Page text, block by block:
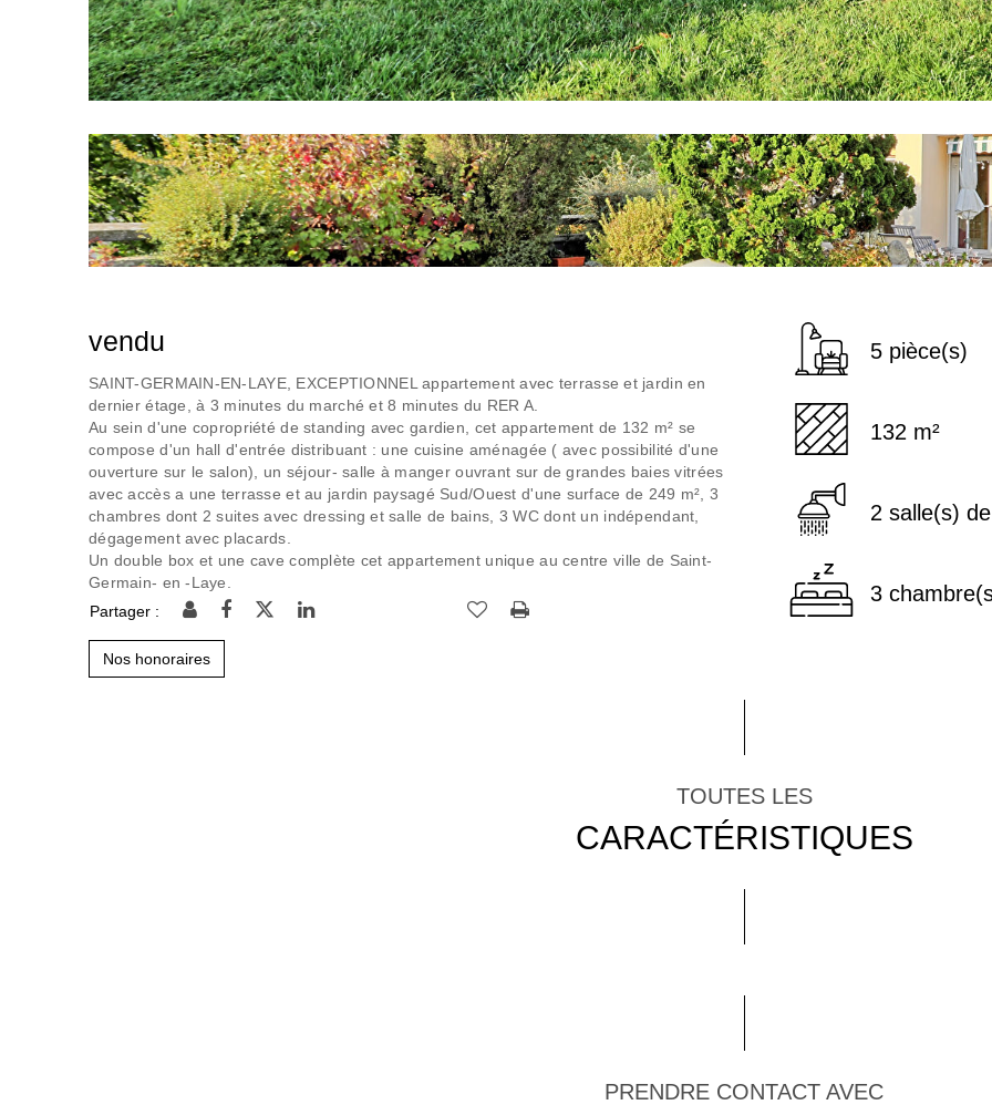
vendu
SAINT-GERMAIN-EN-LAYE, EXCEPTIONNEL appartement avec terrasse et jardin en
dernier étage, à 3 minutes du marché et 8 minutes du RER A.
Au sein d'une copropriété de standing avec gardien, cet appartement de 132 m² se
compose d'un hall d'entrée distribuant : une cuisine aménagée ( avec possibilité d'une
ouverture sur le salon), un séjour- salle à manger ouvrant sur de grandes baies vitrées
avec accès a une terrasse et au jardin paysagé Sud/Ouest d'une surface de 249 m², 3
chambres dont 2 suites avec dressing et salle de bains, 3 WC dont un indépendant,
dégagement avec placards.
Un double box et une cave complète cet appartement unique au centre ville de Saint-
Germain- en -Laye.
Partager :
Nos honoraires
5 pièce(s)
132 m²
2 salle(s)
3
TOUTES LES
CARACTÉRISTIQUES
PRENDRE CONTACT AVEC